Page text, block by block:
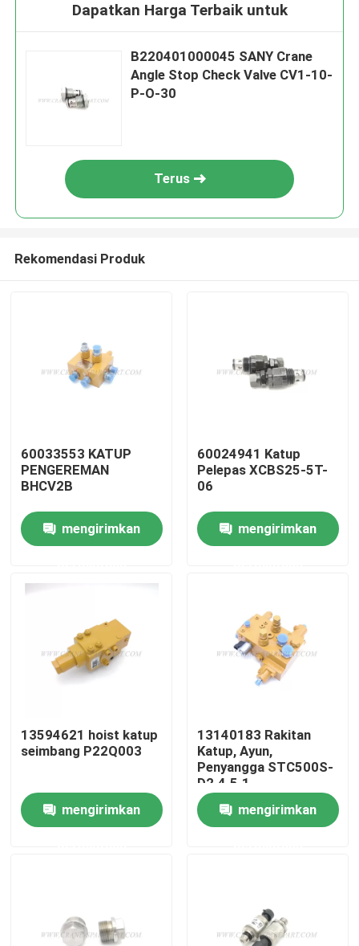
Rumah
Produk
Tentang kita
Wisata pabrik
Kontrol kualitas
Hubungi kami
Suku Cadang Listrik Derek
Dapatkan Harga Terbaik untuk
B220401000045 SANY Crane
Angle Stop Check Valve CV1-10-
P-O-30
Terus
Rekomendasi Produk
60033553 KATUP
PENGEREMAN
BHCV2B
mengirimkan
60024941 Katup
Pelepas XCBS25-5T-
06
mengirimkan
13594621 hoist katup
seimbang P22Q003
mengirimkan
13140183 Rakitan
Katup, Ayun,
Penyangga STC500S-
D2.4.5.1
mengirimkan